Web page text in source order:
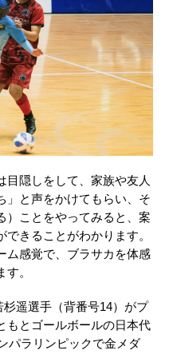
目隠しをして、家族や友人
」と声をかけてもらい、そ
）ことをやってみると、案
きることがわかります。
ム感覚で、ブラサカを体感
。
杉遥選手（背番号14）がプ
もとゴールボールの日本代
パラリンピックで金メダ